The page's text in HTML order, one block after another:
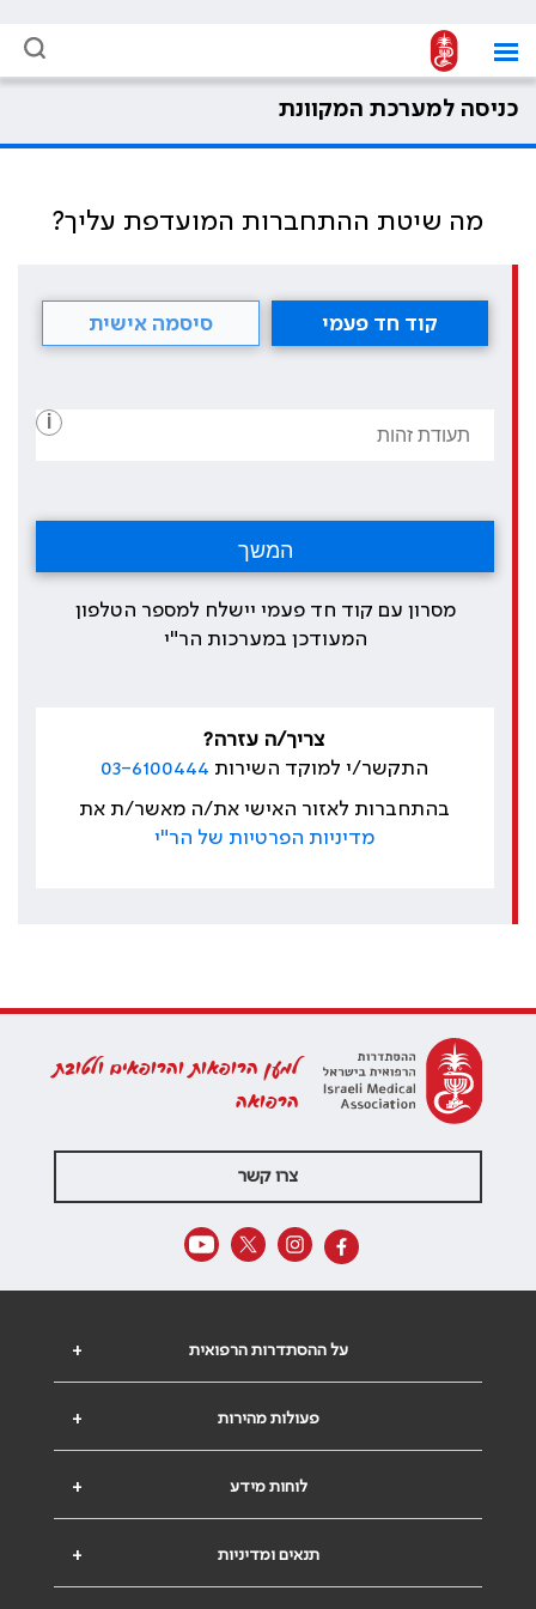
כניסה למערכת המקוונת
מה שיטת ההתחברות המועדפת עליך?
קוד חד פעמי סיסמה אישית
i
מסרון עם קוד חד פעמי יישלח למספר הטלפון
המעודכן במערכות הר"י
צריך/ה עזרה?
התקשר/י למוקד השירות 03-6100444
בהתחברות לאזור האישי את/ה מאשר/ת את
מדיניות הפרטיות של הר"י
למען הרופאות והרופאים ולטובת
הרפואה
צרו קשר
+ על ההסתדרות הרפואית
+ פעולות מהירות
+ לוחות מידע
+ תנאים ומדיניות